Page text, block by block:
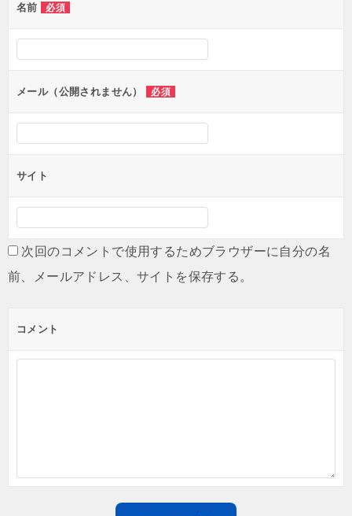
名前 必須
メール（公開されません） 必須
サイト
次回のコメントで使用するためブラウザーに自分の名
前、メールアドレス、サイトを保存する。
コメント